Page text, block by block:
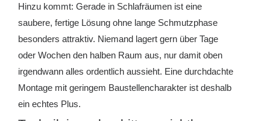
Hinzu kommt: Gerade in Schlafräumen ist eine
saubere, fertige Lösung ohne lange Schmutzphase
besonders attraktiv. Niemand lagert gern über Tage
oder Wochen den halben Raum aus, nur damit oben
irgendwann alles ordentlich aussieht. Eine durchdachte
Montage mit geringem Baustellencharakter ist deshalb
ein echtes Plus.